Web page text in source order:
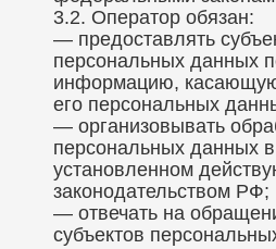
3.2. Оператор обязан:
— предоставлять
персональных данных
информацию,
его персональных
— организовывать
персональных данных
установленном
законодательством РФ;
— отвечать на
субъектов